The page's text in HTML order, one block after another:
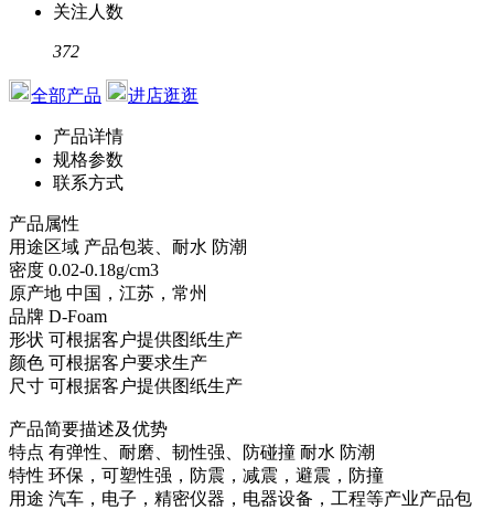
关注人数
372
全部产品 进店逛逛
产品详情
规格参数
联系方式
产品属性
用途区域 产品包装、耐水 防潮
密度 0.02-0.18g/cm3
原产地 中国，江苏，常州
品牌 D-Foam
形状 可根据客户提供图纸生产
颜色 可根据客户要求生产
尺寸 可根据客户提供图纸生产
产品简要描述及优势
特点 有弹性、耐磨、韧性强、防碰撞 耐水 防潮
特性 环保，可塑性强，防震，减震，避震，防撞
用途 汽车，电子，精密仪器，电器设备，工程等产业产品包